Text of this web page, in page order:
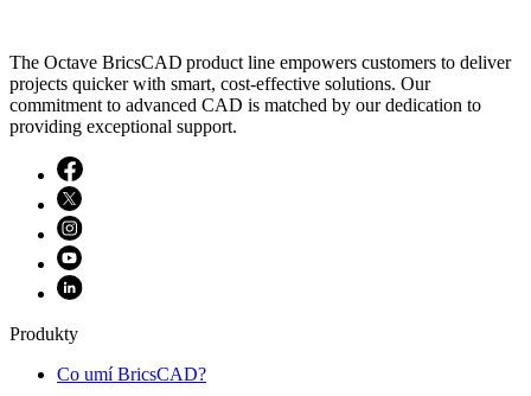
The Octave BricsCAD product line empowers customers to deliver
projects quicker with smart, cost-effective solutions. Our
commitment to advanced CAD is matched by our dedication to
providing exceptional support.
Produkty
Co umí BricsCAD?